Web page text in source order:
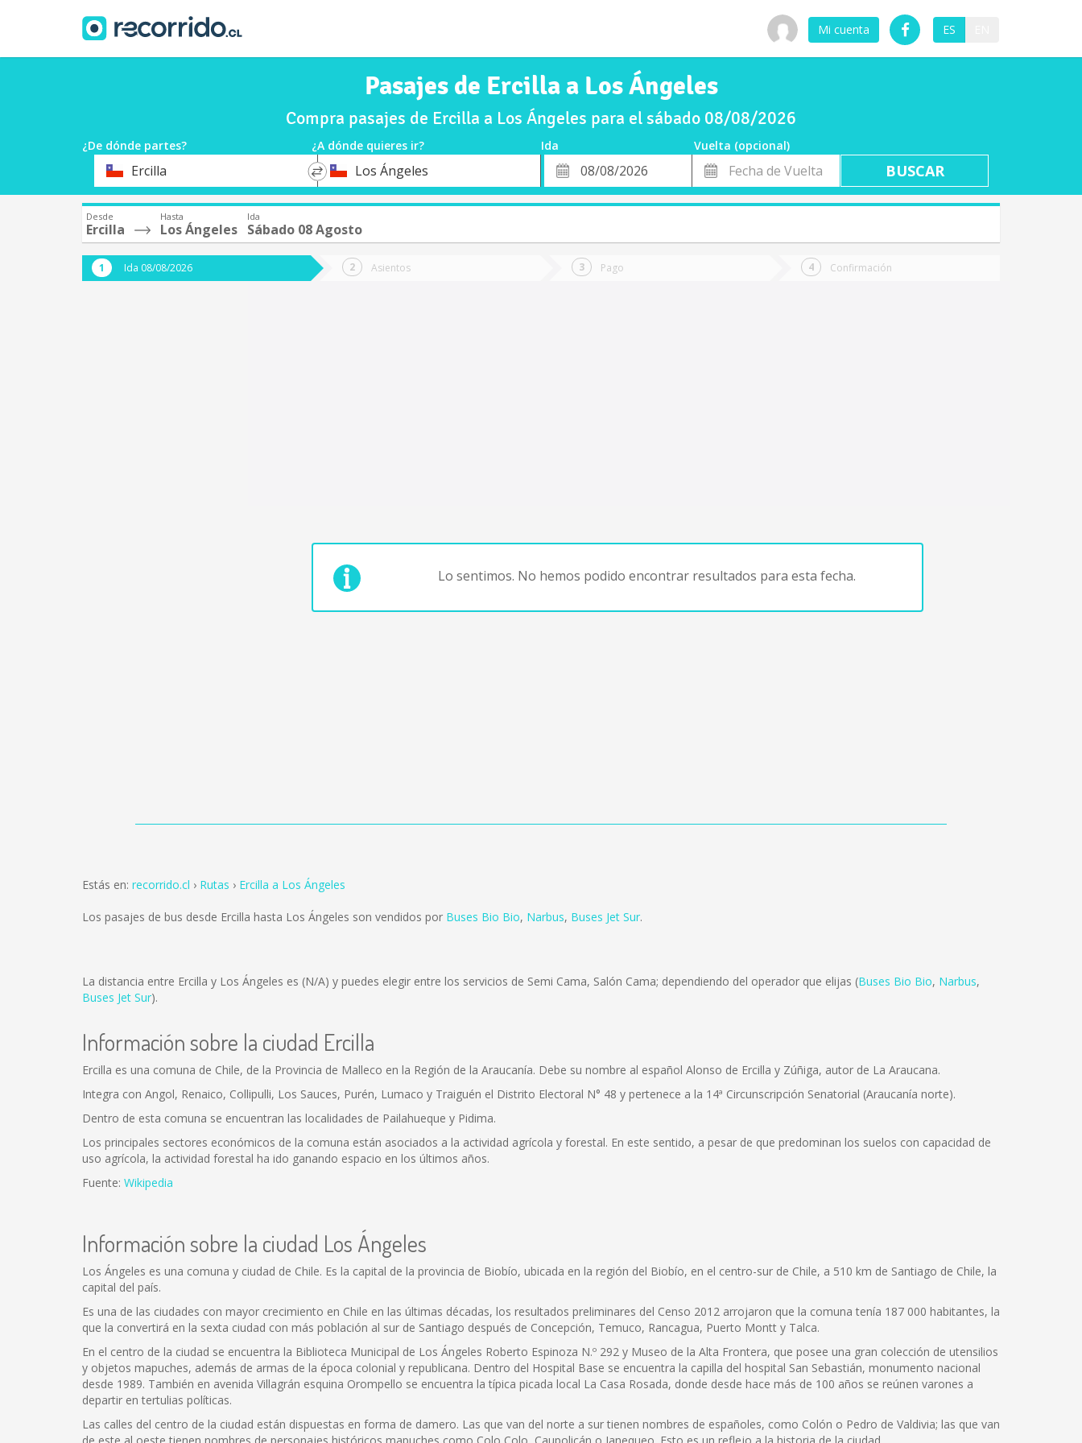
Mi cuenta ES
Pasajes de Ercilla a Los Ángeles
Compra pasajes de Ercilla a Los Ángeles para el sábado 08/08/2026
¿De dónde partes? ¿A dónde quieres ir? Ida
Vuelta (opcional)
OrigenErcilla
*
DestinoLos Ángeles
Fecha
de
Fecha
de
Vuelta
Desde
Ercilla
Hasta
Los Ángeles
Ida
Sábado 08 Agosto
Ida 08/08/2026 Asientos Pago Confirmación
Lo sentimos. No hemos podido encontrar resultados para esta fecha.
Estás en: recorrido.cl Rutas Ercilla a Los Ángeles
Los pasajes de bus desde Ercilla hasta Los Ángeles son vendidos por Buses Bio Bio, Narbus, Buses Jet Sur.
La distancia entre Ercilla y Los Ángeles es (N/A) y puedes elegir entre los servicios de Semi Cama, Salón Cama; dependiendo del operador que elijas (Buses Bio Bio, Narbus,
Buses Jet Sur).
Información sobre la ciudad Ercilla
Ercilla es una comuna de Chile, de la Provincia de Malleco en la Región de la Araucanía. Debe su nombre al español Alonso de Ercilla y Zúñiga, autor de La Araucana.
Integra con Angol, Renaico, Collipulli, Los Sauces, Purén, Lumaco y Traiguén el Distrito Electoral N° 48 y pertenece a la 14ª Circunscripción Senatorial (Araucanía norte).
Dentro de esta comuna se encuentran las localidades de Pailahueque y Pidima.
Los principales sectores económicos de la comuna están asociados a la actividad agrícola y forestal. En este sentido, a pesar de que predominan los suelos con capacidad de
uso agrícola, la actividad forestal ha ido ganando espacio en los últimos años.
Fuente: Wikipedia
Información sobre la ciudad Los Ángeles
Los Ángeles es una comuna y ciudad de Chile. Es la capital de la provincia de Biobío, ubicada en la región del Biobío, en el centro-sur de Chile, a 510 km de Santiago de Chile, la
capital del país.
Es una de las ciudades con mayor crecimiento en Chile en las últimas décadas, los resultados preliminares del Censo 2012 arrojaron que la comuna tenía 187 000 habitantes, la
que la convertirá en la sexta ciudad con más población al sur de Santiago después de Concepción, Temuco, Rancagua, Puerto Montt y Talca.
En el centro de la ciudad se encuentra la Biblioteca Municipal de Los Ángeles Roberto Espinoza N.º 292 y Museo de la Alta Frontera, que posee una gran colección de utensilios
y objetos mapuches, además de armas de la época colonial y republicana. Dentro del Hospital Base se encuentra la capilla del hospital San Sebastián, monumento nacional
desde 1989. También en avenida Villagrán esquina Orompello se encuentra la típica picada local La Casa Rosada, donde desde hace más de 100 años se reúnen varones a
departir en tertulias políticas.
Las calles del centro de la ciudad están dispuestas en forma de damero. Las que van del norte a sur tienen nombres de españoles, como Colón o Pedro de Valdivia; las que van